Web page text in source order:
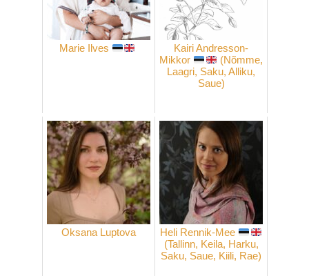
Marie Ilves
Kairi Andresson-
Mikkor
(Nõmme,
Laagri, Saku, Alliku,
Saue)
Oksana Luptova
Heli Rennik-Mee
(Tallinn, Keila, Harku,
Saku, Saue, Kiili, Rae)